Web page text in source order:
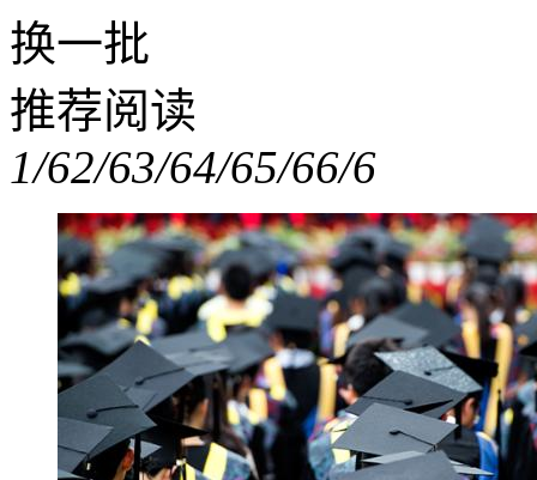
换一批
推荐阅读
1/62/63/64/65/66/6